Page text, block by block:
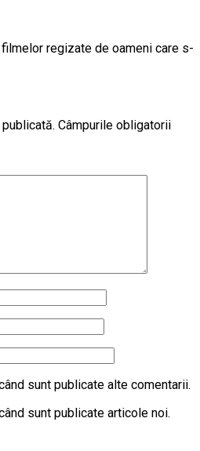
regizate de oameni care s-
Câmpurile obligatorii
sunt publicate alte comentarii.
sunt publicate articole noi.